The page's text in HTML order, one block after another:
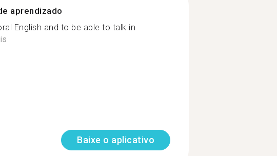
aprendizado
English and to be able to talk in
Baixe o aplicativo